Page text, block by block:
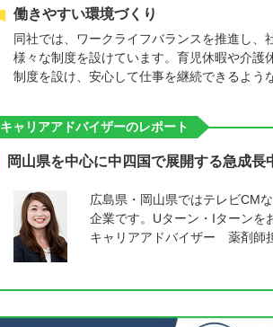
働きやすい環境づくり
同社では、ワークライフバランスを推進し
様々な制度を設けています。育児休暇や介護
制度を設け、安心して仕事を継続できるよう
キャリアアドバイザーのレポート
岡山県を中心に中四国で展開する急成長
広島県・岡山県ではテレビCM
企業です。Uターン・Iターンを
キャリアアドバイザー 薬剤師